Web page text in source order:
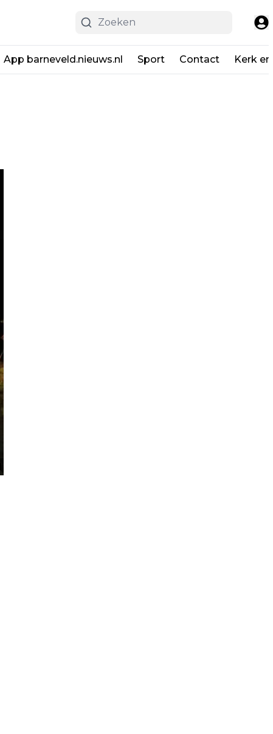
App barneveld.nieuws.nl Sport Contact Kerk